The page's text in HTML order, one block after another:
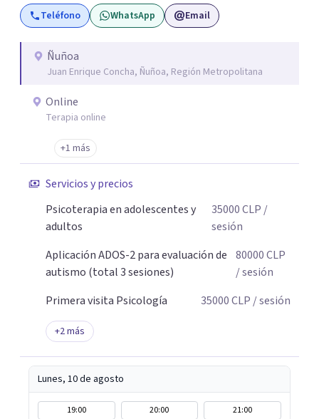
Teléfono WhatsApp Email
Ñuñoa
Juan Enrique Concha, Ñuñoa, Región Metropolitana
Online
Terapia online
+1 más
Servicios y precios
Psicoterapia en adolescentes y
adultos
35000 CLP /
sesión
Aplicación ADOS-2 para evaluación de
autismo (total 3 sesiones)
80000CLP
/ sesión
Primera visita Psicología
35000CLP / sesión
+2más
Lunes, 10 de agosto
19:00 20:00 21:00